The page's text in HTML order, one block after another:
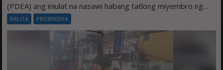
(PDEA) ang iniulat na nasawi habang tatlong miyembro ng...
BALITA PROBINSIYA